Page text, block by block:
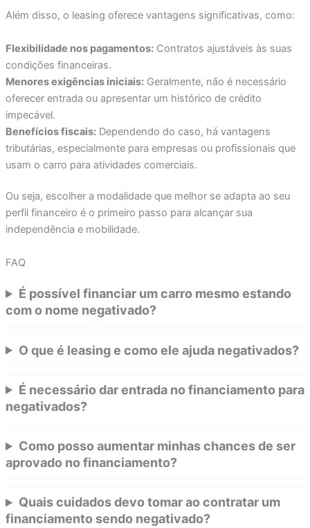
Além disso, o leasing oferece vantagens significativas, como:
Flexibilidade nos pagamentos:Contratos ajustáveis às suas
condições financeiras.
Menores exigências iniciais:Geralmente, não é necessário
oferecer entrada ou apresentar um histórico de crédito
impecável.
Benefícios fiscais:Dependendo do caso, há vantagens
tributárias, especialmente para empresas ou profissionais que
usam o carro para atividades comerciais.
Ou seja, escolher a modalidade que melhor se adapta ao seu
perfil financeiro é o primeiro passo para alcançar sua
independência e mobilidade.
FAQ
É possível financiar um carro mesmo estando
com o nome negativado?
O que é leasing e como ele ajuda negativados?
É necessário dar entrada no financiamento para
negativados?
Como posso aumentar minhas chances de ser
aprovado no financiamento?
Quais cuidados devo tomar ao contratar um
financiamento sendo negativado?